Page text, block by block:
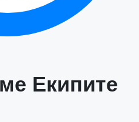
Екипите